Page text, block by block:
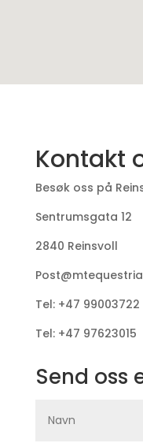
Kontakt
Besøk oss på
Sentrumsgata 12
2840 Reinsvoll
Tel: +47 99003722
Tel: +47 97623015
Send oss